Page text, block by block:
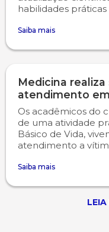
habilidades práticas
Saiba mais
Medicina
atendimento
Os acadêmicos do
de uma atividade
Básico de Vida,
atendimento a
Saiba mais